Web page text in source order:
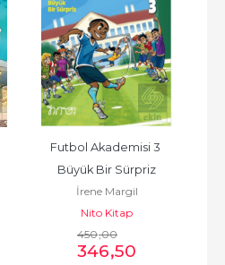
Futbol Akademisi 3
Büyük Bir Sürpriz
İrene Margil
Nito Kitap
450,00
346,50